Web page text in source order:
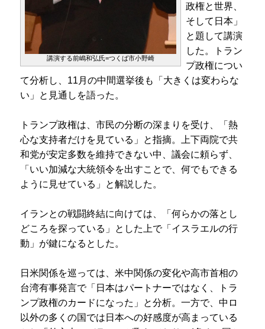
講演する前嶋和弘氏=つくば市小野崎
政権と世界、
そして日本」
と題して講演
した。トラン
プ政権につい
て分析し、11月の中間選挙後も「大きくは変わらな
い」と見通しを語った。
トランプ政権は、市民の分断の深まりを受け、「熱
心な支持者だけを見ている」と指摘。上下両院で共
和党が安定多数を維持できない中、議会に頼らず、
「いい加減な大統領令を出すことで、何でもできる
ように見せている」と解説した。
イランとの戦闘終結に向けては、「何らかの落とし
どころを探っている」とした上で「イスラエルの行
動」が鍵になるとした。
日米関係を巡っては、米中関係の変化や高市首相の
台湾有事発言で「日本はパートナーではなく、トラ
ンプ政権のカードになった」と分析。一方で、中ロ
以外の多くの国では日本への好感度が高まっている